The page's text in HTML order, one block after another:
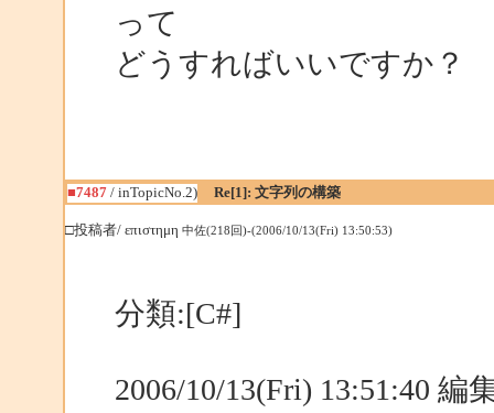
って
どうすればいいですか？
■7487/ inTopicNo.2) Re[1]: 文字列の構築
□投稿者/ επιστημη 中佐(218回)-(2006/10/13(Fri) 13:50:53)
分類:[C#]
2006/10/13(Fri) 13:51:40 編